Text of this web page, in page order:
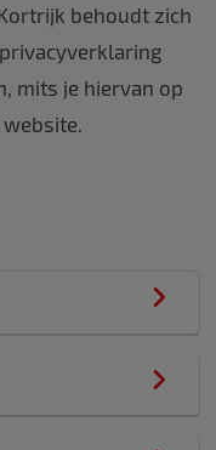
behoudt zich
mits je hiervan op